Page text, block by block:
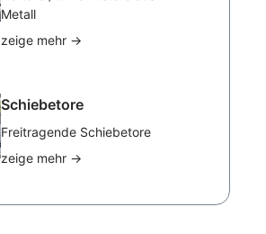
Metall
zeige mehr →
Schiebetore
Freitragende Schiebetore
zeige mehr →